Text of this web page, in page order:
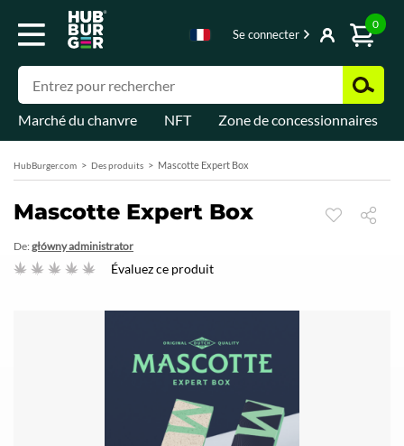
Se connecter
0
Marché du chanvre NFT Zone de concessionnaires
HubBurger.com Des produits Mascotte Expert Box
Mascotte Expert Box
De:główny administrator
Évaluez ce produit